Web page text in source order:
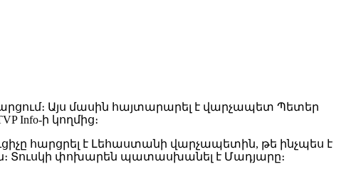
Այս մասին հայտարարել է վարչապետ Պետեր
Info-ի կողմից։
հարցրել է Լեհաստանի վարչապետին, թե ինչպես է
Տուսկի փոխարեն պատասխանել է Մադյարը։